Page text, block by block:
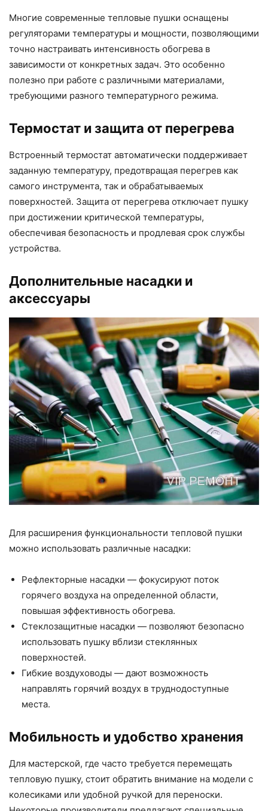
Многие современные тепловые пушки оснащены
регуляторами температуры и мощности, позволяющими
точно настраивать интенсивность обогрева в
зависимости от конкретных задач. Это особенно
полезно при работе с различными материалами,
требующими разного температурного режима.
Термостат и защита от перегрева
Встроенный термостат автоматически поддерживает
заданную температуру, предотвращая перегрев как
самого инструмента, так и обрабатываемых
поверхностей. Защита от перегрева отключает пушку
при достижении критической температуры,
обеспечивая безопасность и продлевая срок службы
устройства.
Дополнительные насадки и
аксессуары
Для расширения функциональности тепловой пушки
можно использовать различные насадки:
Рефлекторные насадки — фокусируют поток
горячего воздуха на определенной области,
повышая эффективность обогрева.
Стеклозащитные насадки — позволяют безопасно
использовать пушку вблизи стеклянных
поверхностей.
Гибкие воздуховоды — дают возможность
направлять горячий воздух в труднодоступные
места.
Мобильность и удобство хранения
Для мастерской, где часто требуется перемещать
тепловую пушку, стоит обратить внимание на модели с
колесиками или удобной ручкой для переноски.